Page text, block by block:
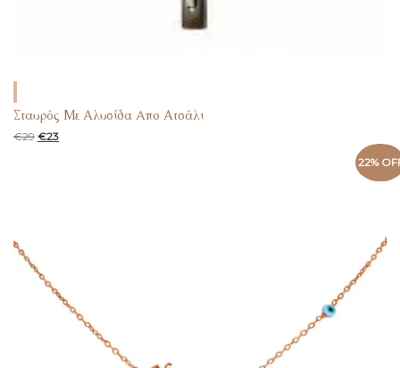
Σταυρός Με Αλυσίδα Aπο Ατσάλι
€29 €23
22%